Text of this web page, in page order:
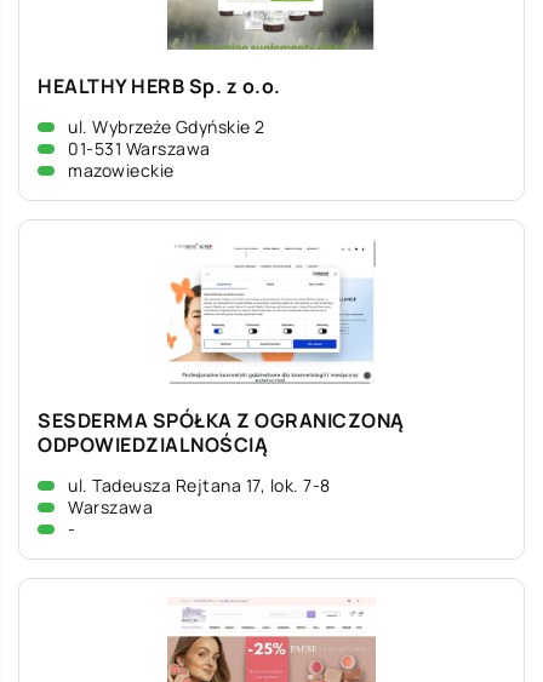
HEALTHY HERB Sp. z o.o.
ul. Wybrzeże Gdyńskie 2
01-531 Warszawa
mazowieckie
SESDERMA SPÓŁKA Z OGRANICZONĄ
ODPOWIEDZIALNOŚCIĄ
ul. Tadeusza Rejtana 17, lok. 7-8
Warszawa
-